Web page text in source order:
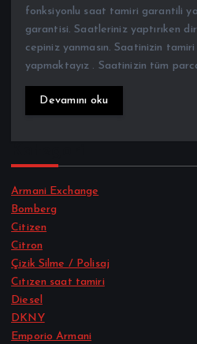
fonksiyonlu saat tamiri garantili
garantisi. Saatleriniz yaptırıken
cepiniz yanmasın. Saatinizin
yapmaktayız . Saatinizin tüm
Devamını oku
Armani Exchange
Bomberg
Citizen
Citron
Çizik Silme / Polisaj
Cıtızen saat tamiri
Diesel
DKNY
Emporio Armani